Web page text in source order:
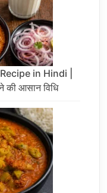
in Hindi |
की आसान विधि